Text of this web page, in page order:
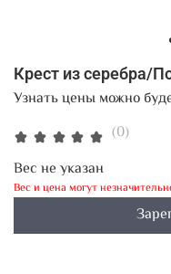
(0)
Крест из серебра/
Узнать цены можно
Вес не указан
Вес и цена могут